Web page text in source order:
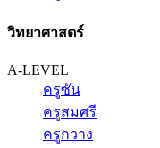
วิทยาศาสตร์
A-LEVEL
ครูซัน
ครูสมศรี
ครูกวาง